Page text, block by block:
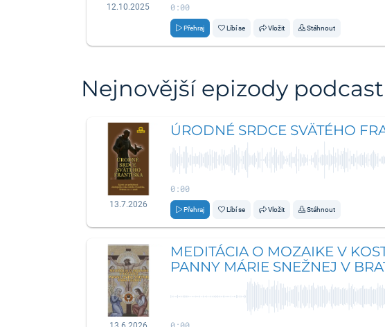
12.10.2025 0:00
Přehraj Líbí se Vložit Stáhnout
Nejnovější epizody
13.7.2026
ÚRODNÉ SRDCE SVÄTÉHO
0:00
Přehraj Líbí se Vložit Stáhnout
MEDITÁCIA O MOZAIKE V
PANNY MÁRIE SNEŽNEJ V